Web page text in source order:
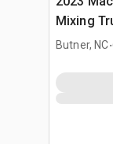
Mixing
Butner, NC.